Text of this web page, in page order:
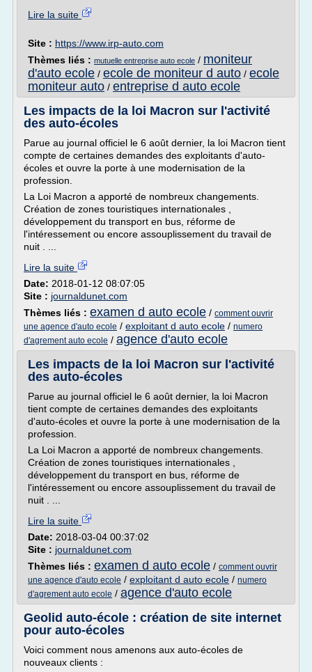
Lire la suite
Site : https://www.irp-auto.com
Thèmes liés : mutuelle entreprise auto ecole / moniteur
d'auto ecole / ecole de moniteur d auto / ecole
moniteur auto / entreprise d auto ecole
Les impacts de la loi Macron sur l'activité
des auto-écoles
Parue au journal officiel le 6 août dernier, la loi Macron tient
compte de certaines demandes des exploitants d'auto-
écoles et ouvre la porte à une modernisation de la
profession.
La Loi Macron a apporté de nombreux changements.
Création de zones touristiques internationales ,
développement du transport en bus, réforme de
l'intéressement ou encore assouplissement du travail de
nuit . ...
Lire la suite
Date: 2018-01-12 08:07:05
Site : journaldunet.com
Thèmes liés : examen d auto ecole / comment ouvrir
une agence d'auto ecole / exploitant d auto ecole / numero
d'agrement auto ecole / agence d'auto ecole
Les impacts de la loi Macron sur l'activité
des auto-écoles
Parue au journal officiel le 6 août dernier, la loi Macron
tient compte de certaines demandes des exploitants
d'auto-écoles et ouvre la porte à une modernisation de la
profession.
La Loi Macron a apporté de nombreux changements.
Création de zones touristiques internationales ,
développement du transport en bus, réforme de
l'intéressement ou encore assouplissement du travail de
nuit . ...
Lire la suite
Date: 2018-03-04 00:37:02
Site : journaldunet.com
Thèmes liés : examen d auto ecole / comment ouvrir
une agence d'auto ecole / exploitant d auto ecole / numero
d'agrement auto ecole / agence d'auto ecole
Geolid auto-école : création de site internet
pour auto-écoles
Voici comment nous amenons aux auto-écoles de
nouveaux clients :